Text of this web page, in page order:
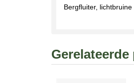
Bergfluiter,